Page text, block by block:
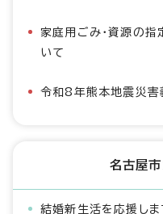
家庭用ごみ・資源の
いて
令和8年熊本地震災害
名古屋
結婚新生活を応援し